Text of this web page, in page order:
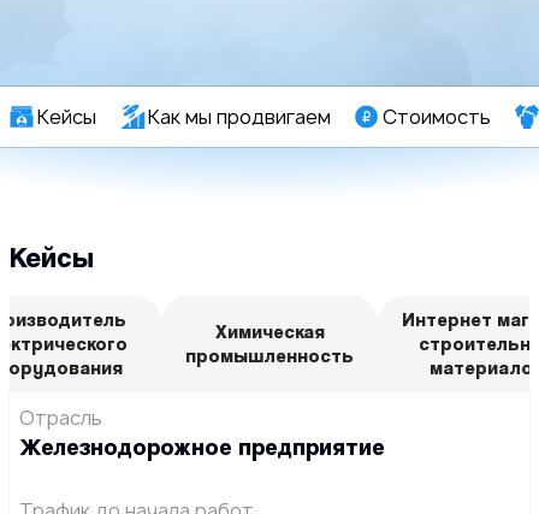
Кейсы Как мы продвигаем Стоимость
Кейсы
Химическая
промышленность
Интернет
Отрасль
Железно­дорожное предприятие